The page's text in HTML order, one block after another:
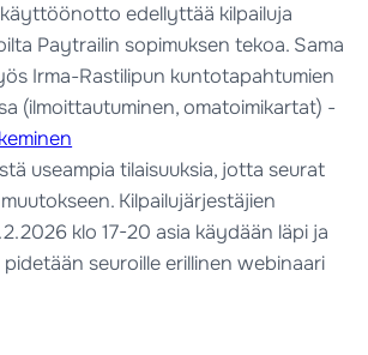
edellyttää kilpailuja
Paytrailin sopimuksen tekoa. Sama
Irma-Rastilipun kuntotapahtumien
(ilmoittautuminen, omatoimikartat) -
useampia tilaisuuksia, jotta seurat
Kilpailujärjestäjien
klo 17-20 asia käydään läpi ja
pidetään seuroille erillinen webinaari